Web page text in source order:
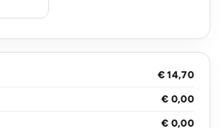
€ 14,70
€ 0,00
€ 0,00